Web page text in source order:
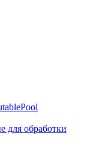
для обработки